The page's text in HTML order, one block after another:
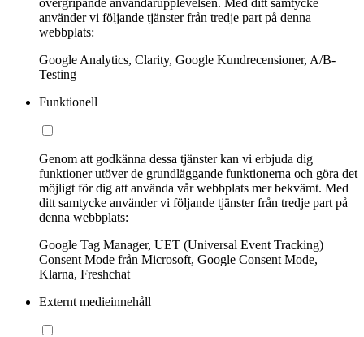
övergripande användarupplevelsen. Med ditt samtycke
använder vi följande tjänster från tredje part på denna
webbplats:
Google Analytics, Clarity, Google Kundrecensioner, A/B-
Testing
Funktionell
Genom att godkänna dessa tjänster kan vi erbjuda dig
funktioner utöver de grundläggande funktionerna och göra det
möjligt för dig att använda vår webbplats mer bekvämt. Med
ditt samtycke använder vi följande tjänster från tredje part på
denna webbplats:
Google Tag Manager, UET (Universal Event Tracking)
Consent Mode från Microsoft, Google Consent Mode,
Klarna, Freshchat
Externt medieinnehåll